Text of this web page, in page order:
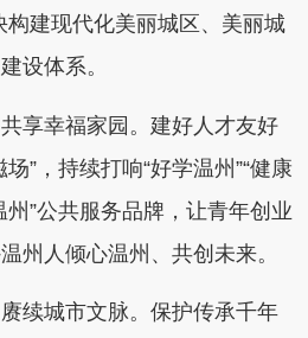
构建现代化美丽城区、美丽城
设体系。
享幸福家园。建好人才友好
”，持续打响“好学温州”“健康
州”公共服务品牌，让青年创业
州人倾心温州、共创未来。
续城市文脉。保护传承千年